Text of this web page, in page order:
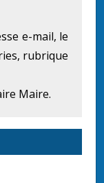
e-mail, le
rubrique
Maire.